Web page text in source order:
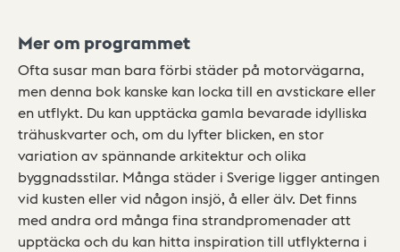
Mer om programmet
Ofta susar man bara förbi städer på motorvägarna,
men denna bok kanske kan locka till en avstickare eller
en utflykt. Du kan upptäcka gamla bevarade idylliska
trähuskvarter och, om du lyfter blicken, en stor
variation av spännande arkitektur och olika
byggnadsstilar. Många städer i Sverige ligger antingen
vid kusten eller vid någon insjö, å eller älv. Det finns
med andra ord många fina strandpromenader att
upptäcka och du kan hitta inspiration till utflykterna i